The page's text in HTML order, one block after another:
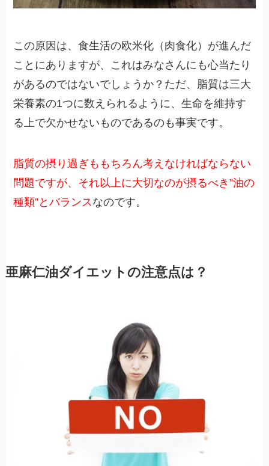
この原因は、食生活の欧米化（肉食化）が進んだ
ことにありますが、これはみなさんにも心当たり
があるのではないでしょうか？ただ、脂質は三大
栄養素の1つに数えられるように、生命を維持す
る上で欠かせないものであるのも事実です。
脂質の摂り過ぎももちろん考えなければならない
問題ですが、それ以上に大切なのが摂るべき”油の
種類”とバランス なのです。
亜麻仁油ダイエットの注意点は？